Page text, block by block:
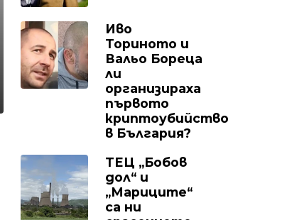
Иво
Ториното и
Вальо Бореца
ли
организираха
първото
криптоубийство
в България?
ТЕЦ „Бобов
дол“ и
„Мариците“
са ни